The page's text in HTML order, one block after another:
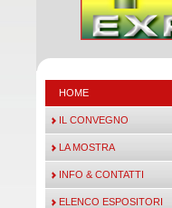
HOME
IL CONVEGNO
LA MOSTRA
INFO & CONTATTI
ELENCO ESPOSITORI